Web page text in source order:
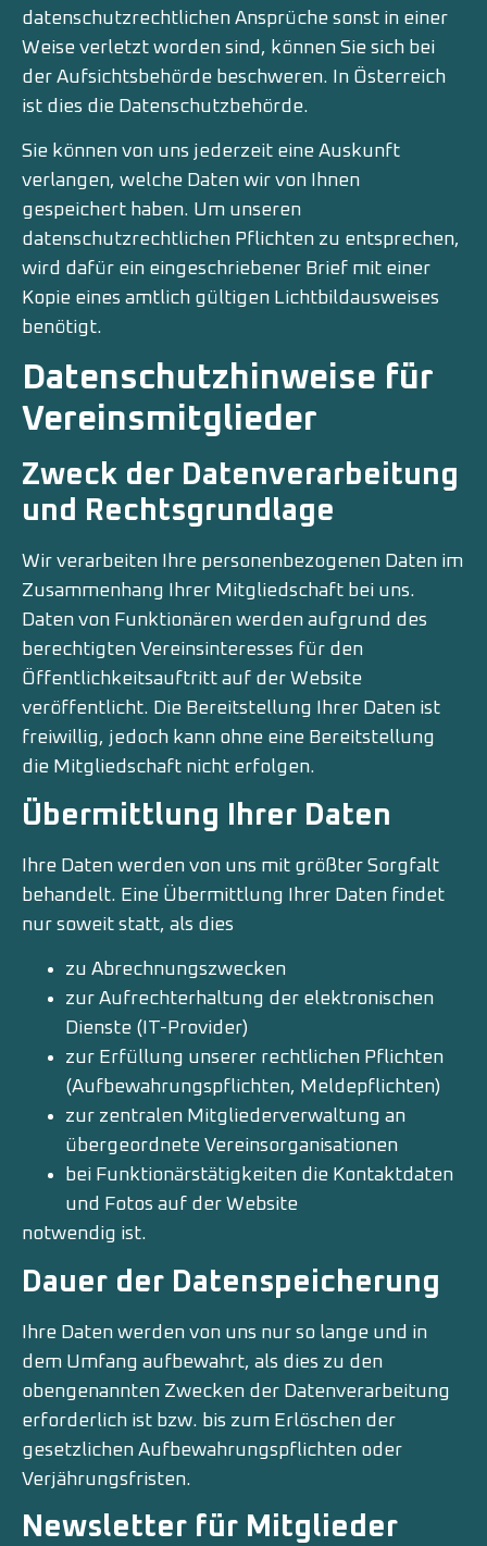
datenschutzrechtlichen Ansprüche sonst in einer
Weise verletzt worden sind, können Sie sich bei
der Aufsichtsbehörde beschweren. In Österreich
ist dies die Datenschutzbehörde.
Sie können von uns jederzeit eine Auskunft
verlangen, welche Daten wir von Ihnen
gespeichert haben. Um unseren
datenschutzrechtlichen Pflichten zu entsprechen,
wird dafür ein eingeschriebener Brief mit einer
Kopie eines amtlich gültigen Lichtbildausweises
benötigt.
Datenschutzhinweise für
Vereinsmitglieder
Zweck der Datenverarbeitung
und Rechtsgrundlage
Wir verarbeiten Ihre personenbezogenen Daten im
Zusammenhang Ihrer Mitgliedschaft bei uns.
Daten von Funktionären werden aufgrund des
berechtigten Vereinsinteresses für den
Öffentlichkeitsauftritt auf der Website
veröffentlicht. Die Bereitstellung Ihrer Daten ist
freiwillig, jedoch kann ohne eine Bereitstellung
die Mitgliedschaft nicht erfolgen.
Übermittlung Ihrer Daten
Ihre Daten werden von uns mit größter Sorgfalt
behandelt. Eine Übermittlung Ihrer Daten findet
nur soweit statt, als dies
zu Abrechnungszwecken
zur Aufrechterhaltung der elektronischen
Dienste (IT-Provider)
zur Erfüllung unserer rechtlichen Pflichten
(Aufbewahrungspflichten, Meldepflichten)
zur zentralen Mitgliederverwaltung an
übergeordnete Vereinsorganisationen
bei Funktionärstätigkeiten die Kontaktdaten
und Fotos auf der Website
notwendig ist.
Dauer der Datenspeicherung
Ihre Daten werden von uns nur so lange und in
dem Umfang aufbewahrt, als dies zu den
obengenannten Zwecken der Datenverarbeitung
erforderlich ist bzw. bis zum Erlöschen der
gesetzlichen Aufbewahrungspflichten oder
Verjährungsfristen.
Newsletter für Mitglieder